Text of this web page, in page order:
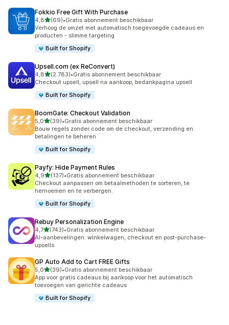
Fokkio Free Gift With Purchase
4,8van 5 sterren
(69)
69 recensies in totaal
•Gratis abonnement beschikbaar
Verhoog de omzet met automatisch toegevoegde cadeaus en
producten - slimme targeting
Built for Shopify
Upsell.com (ex ReConvert)
4,8van 5 sterren
(2.783)
2783 recensies in totaal
•Gratis abonnement beschikbaar
Checkout upsell, upsell na aankoop, bedankpagina upsell
Built for Shopify
BoomGate: Checkout Validation
5,0van 5 sterren
(39)
39 recensies in totaal
•Gratis abonnement beschikbaar
Bouw regels zonder code om de checkout, verzending en
betalingen te beheren
Built for Shopify
Payfy: Hide Payment Rules
4,9van 5 sterren
(137)
137 recensies in totaal
•Gratis abonnement beschikbaar
Checkout aanpassen om betaalmethoden te sorteren, te
hernoemen en te verbergen.
Built for Shopify
Rebuy Personalization Engine
4,7van 5 sterren
(743)
743 recensies in totaal
•Gratis abonnement beschikbaar
AI-aanbevelingen: winkelwagen, checkout en post-purchase-
upsells
GP Auto Add to Cart FREE Gifts
5,0van 5 sterren
(39)
39 recensies in totaal
•Gratis abonnement beschikbaar
App voor gratis cadeaus bij aankoop voor het automatisch
toevoegen van gerichte cadeaus
Built for Shopify